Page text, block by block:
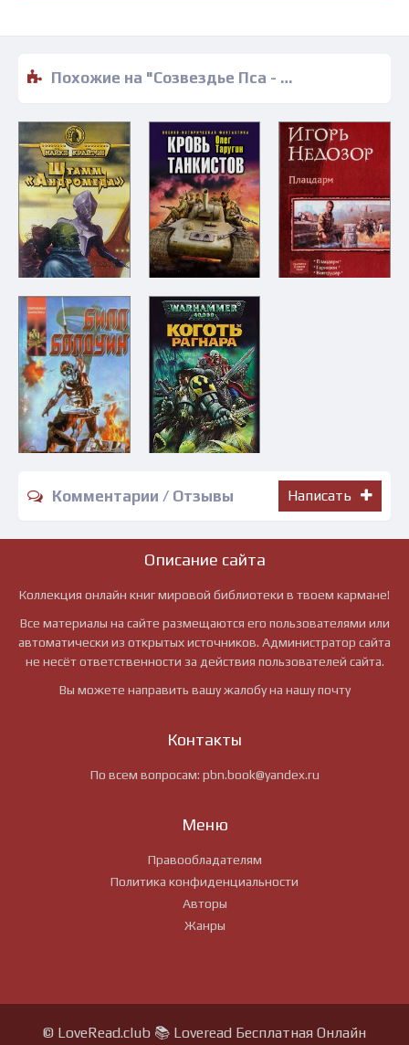
Похожие на "Созвездье Пса - Андрей Валентинов" книги читать бесплатно полные версии
Комментарии / Отзывы Написать
Описание сайта
Коллекция онлайн книг мировой библиотеки в твоем кармане!
Все материалы на сайте размещаются его пользователями или
автоматически из открытых источников. Администратор сайта
не несёт ответственности за действия пользователей сайта.
Вы можете направить вашу жалобу на нашу почту
Контакты
По всем вопросам: pbn.book@yandex.ru
Меню
Правообладателям
Политика конфиденциальности
Авторы
Жанры
© LoveRead.club 📚 Loveread Бесплатная Онлайн